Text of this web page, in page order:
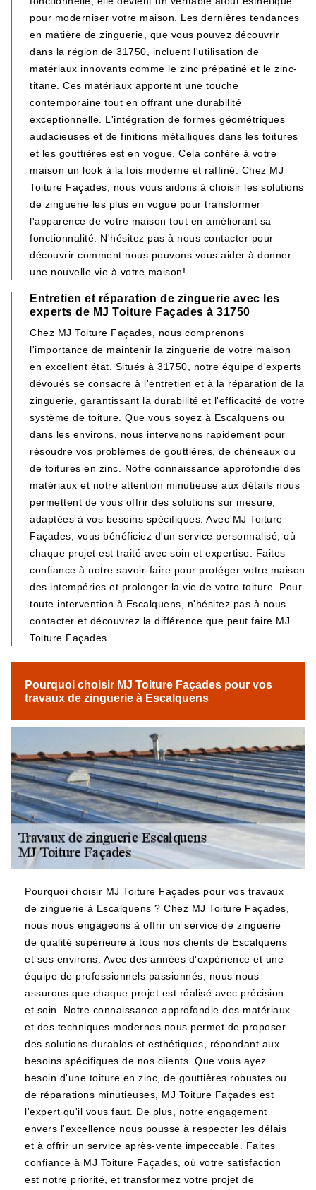
pour moderniser votre maison. Les dernières tendances
en matière de zinguerie, que vous pouvez découvrir
dans la région de 31750, incluent l'utilisation de
matériaux innovants comme le zinc prépatiné et le zinc-
titane. Ces matériaux apportent une touche
contemporaine tout en offrant une durabilité
exceptionnelle. L'intégration de formes géométriques
audacieuses et de finitions métalliques dans les toitures
et les gouttières est en vogue. Cela confère à votre
maison un look à la fois moderne et raffiné. Chez MJ
Toiture Façades, nous vous aidons à choisir les solutions
de zinguerie les plus en vogue pour transformer
l'apparence de votre maison tout en améliorant sa
fonctionnalité. N'hésitez pas à nous contacter pour
découvrir comment nous pouvons vous aider à donner
une nouvelle vie à votre maison!
Entretien et réparation de zinguerie avec les
experts de MJ Toiture Façades à 31750
Chez MJ Toiture Façades, nous comprenons
l'importance de maintenir la zinguerie de votre maison
en excellent état. Situés à 31750, notre équipe d'experts
dévoués se consacre à l'entretien et à la réparation de la
zinguerie, garantissant la durabilité et l'efficacité de votre
système de toiture. Que vous soyez à Escalquens ou
dans les environs, nous intervenons rapidement pour
résoudre vos problèmes de gouttières, de chéneaux ou
de toitures en zinc. Notre connaissance approfondie des
matériaux et notre attention minutieuse aux détails nous
permettent de vous offrir des solutions sur mesure,
adaptées à vos besoins spécifiques. Avec MJ Toiture
Façades, vous bénéficiez d'un service personnalisé, où
chaque projet est traité avec soin et expertise. Faites
confiance à notre savoir-faire pour protéger votre maison
des intempéries et prolonger la vie de votre toiture. Pour
toute intervention à Escalquens, n'hésitez pas à nous
contacter et découvrez la différence que peut faire MJ
Toiture Façades.
Pourquoi choisir MJ Toiture Façades pour vos
travaux de zinguerie à Escalquens
Pourquoi choisir MJ Toiture Façades pour vos travaux
de zinguerie à Escalquens ? Chez MJ Toiture Façades,
nous nous engageons à offrir un service de zinguerie
de qualité supérieure à tous nos clients de Escalquens
et ses environs. Avec des années d'expérience et une
équipe de professionnels passionnés, nous nous
assurons que chaque projet est réalisé avec précision
et soin. Notre connaissance approfondie des matériaux
et des techniques modernes nous permet de proposer
des solutions durables et esthétiques, répondant aux
besoins spécifiques de nos clients. Que vous ayez
besoin d'une toiture en zinc, de gouttières robustes ou
de réparations minutieuses, MJ Toiture Façades est
l'expert qu'il vous faut. De plus, notre engagement
envers l'excellence nous pousse à respecter les délais
et à offrir un service après-vente impeccable. Faites
confiance à MJ Toiture Façades, où votre satisfaction
est notre priorité, et transformez votre projet de